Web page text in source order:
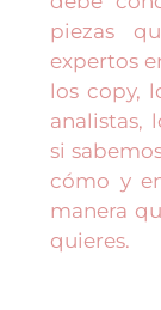
piezas
expertos
los copy,
analistas,
si
cómo y
manera
quieres.